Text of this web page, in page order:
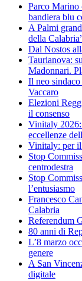
Parco Marino
bandiera blu
A Palmi
della
Dal Nostos
Taurianova:
Madonnari.
Il neo
Vaccaro
Elezioni
il consenso
Vinitaly 2026:
eccellenze
Vinitaly: per il
Stop
centrodestra
Stop
l’entusiasmo
Francesco
Calabria
Referendum
80 anni di
L’8 marzo
genere
A San
digitale